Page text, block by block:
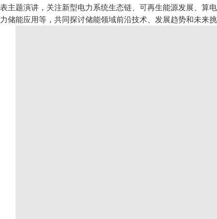
表主题演讲，关注新型电力系统生态链、可再生能源发展、算
力储能应用等，共同探讨储能领域前沿技术、发展趋势和未来